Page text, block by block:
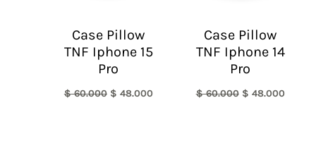
Case Pillow
TNF Iphone 15
Pro
$60.000 $ 48.000
Case Pillow
TNF Iphone 14
Pro
$60.000 $ 48.000